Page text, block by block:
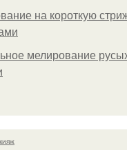
на короткую
мелирование